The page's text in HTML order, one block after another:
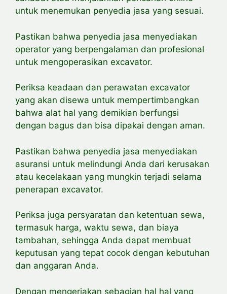
untuk menemukan penyedia jasa yang sesuai.
Pastikan bahwa penyedia jasa menyediakan
operator yang berpengalaman dan profesional
untuk mengoperasikan excavator.
Periksa keadaan dan perawatan excavator
yang akan disewa untuk mempertimbangkan
bahwa alat hal yang demikian berfungsi
dengan bagus dan bisa dipakai dengan aman.
Pastikan bahwa penyedia jasa menyediakan
asuransi untuk melindungi Anda dari kerusakan
atau kecelakaan yang mungkin terjadi selama
penerapan excavator.
Periksa juga persyaratan dan ketentuan sewa,
termasuk harga, waktu sewa, dan biaya
tambahan, sehingga Anda dapat membuat
keputusan yang tepat cocok dengan kebutuhan
dan anggaran Anda.
Dengan mengerjakan sebagian hal hal yang